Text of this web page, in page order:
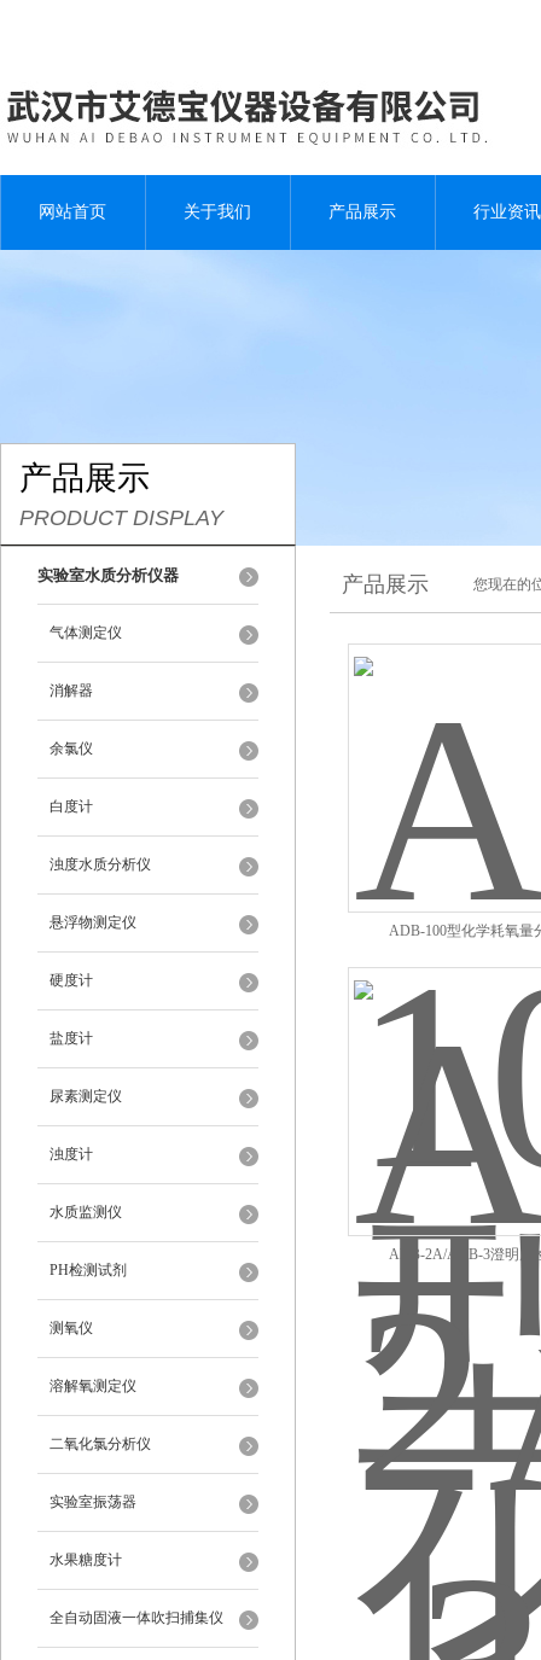
网站首页 关于我们 产品展示 行业资讯
产品展示
PRODUCT DISPLAY
实验室水质分析仪器
气体测定仪
消解器
余氯仪
白度计
浊度水质分析仪
悬浮物测定仪
硬度计
盐度计
尿素测定仪
浊度计
水质监测仪
PH检测试剂
测氧仪
溶解氧测定仪
二氧化氯分析仪
实验室振荡器
水果糖度计
全自动固液一体吹扫捕集仪
产品展示 您现在的
ADB-100型化学耗氧量
ADB-2A/ADB-3澄明度